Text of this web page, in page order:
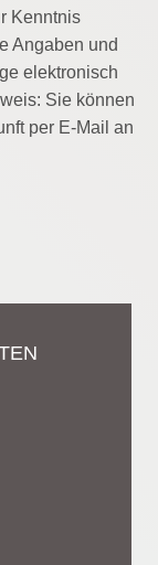
Kenntnis
Angaben und
elektronisch
Sie können
per E-Mail an